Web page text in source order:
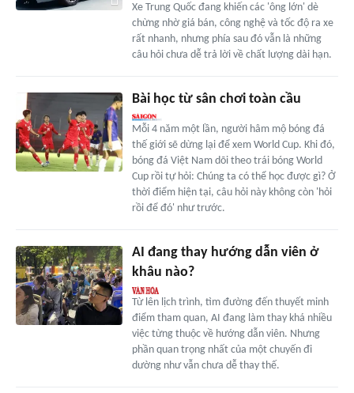
Xe Trung Quốc đang khiến các 'ông lớn' dè
chừng nhờ giá bán, công nghệ và tốc độ ra xe
rất nhanh, nhưng phía sau đó vẫn là những
câu hỏi chưa dễ trả lời về chất lượng dài hạn.
Bài học từ sân chơi toàn cầu
Mỗi 4 năm một lần, người hâm mộ bóng đá
thế giới sẽ dừng lại để xem World Cup. Khi đó,
bóng đá Việt Nam dõi theo trái bóng World
Cup rồi tự hỏi: Chúng ta có thể học được gì? Ở
thời điểm hiện tại, câu hỏi này không còn 'hỏi
rồi để đó' như trước.
AI đang thay hướng dẫn viên ở
khâu nào?
Từ lên lịch trình, tìm đường đến thuyết minh
điểm tham quan, AI đang làm thay khá nhiều
việc từng thuộc về hướng dẫn viên. Nhưng
phần quan trọng nhất của một chuyến đi
dường như vẫn chưa dễ thay thế.